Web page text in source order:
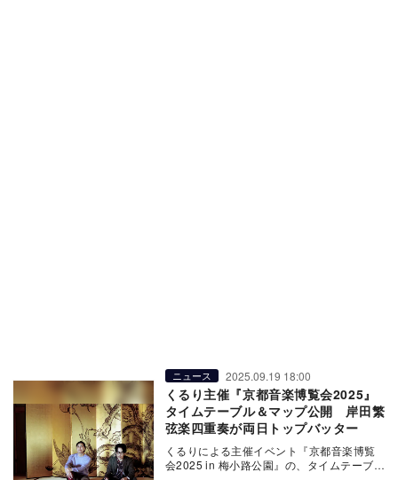
ニュース 2025.09.19 18:00
くるり主催『京都音楽博覧会2025』
タイムテーブル＆マップ公開 岸田繁
弦楽四重奏が両日トップバッター
くるりによる主催イベント『京都音楽博覧
会2025 in 梅小路公園』の、タイムテーブル